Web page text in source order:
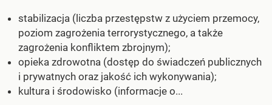
stabilizacja (liczba przestępstw z użyciem przemocy,
poziom zagrożenia terrorystycznego, a także
zagrożenia konfliktem zbrojnym);
opieka zdrowotna (dostęp do świadczeń publicznych
i prywatnych oraz jakość ich wykonywania);
kultura i środowisko (informacje o...